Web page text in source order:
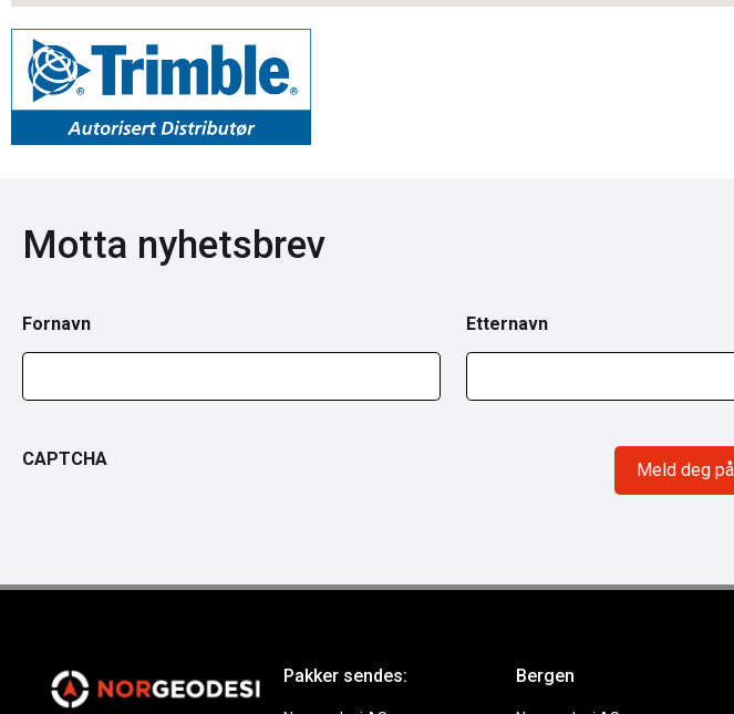
Motta nyhetsbrev
Fornavn Etternavn
CAPTCHA
Pakker sendes: Bergen